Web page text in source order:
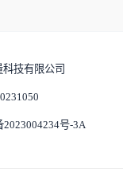
技有限公司
号-3A